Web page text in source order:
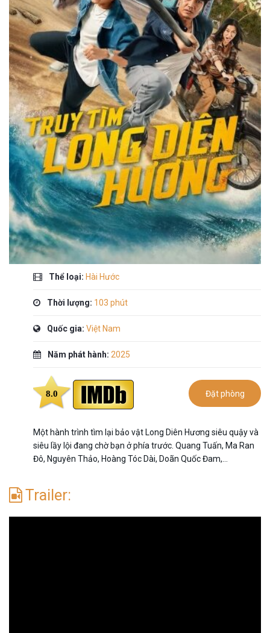
Thể loại: Hài Hước
Thời lượng: 103 phút
Quốc gia: Việt Nam
Năm phát hành: 2025
8.0 Đặt phòng
Một hành trình tìm lại bảo vật Long Diên Hương siêu quậy và
siêu lầy lội đang chờ bạn ở phía trước. Quang Tuấn, Ma Ran
Đô, Nguyên Thảo, Hoàng Tóc Dài, Doãn Quốc Đam,…
Trailer: